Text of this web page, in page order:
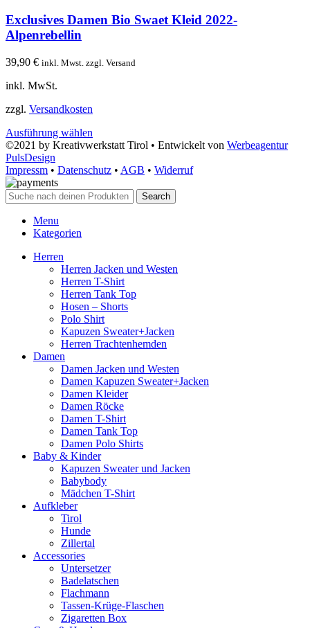
Exclusives Damen Bio Swaet Kleid 2022-
Alpenrebellin
39,90 € inkl. Mwst. zzgl. Versand
inkl. MwSt.
zzgl. Versandkosten
Ausführung wählen
©2021 by Kreativwerkstatt Tirol • Entwickelt von Werbeagentur
PulsDesign
Impressm • Datenschutz • AGB • Widerruf
Search
Menu
Kategorien
Herren
Herren Jacken und Westen
Herren T-Shirt
Herren Tank Top
Hosen – Shorts
Polo Shirt
Kapuzen Sweater+Jacken
Herren Trachtenhemden
Damen
Damen Jacken und Westen
Damen Kapuzen Sweater+Jacken
Damen Kleider
Damen Röcke
Damen T-Shirt
Damen Tank Top
Damen Polo Shirts
Baby & Kinder
Kapuzen Sweater und Jacken
Babybody
Mädchen T-Shirt
Aufkleber
Tirol
Hunde
Zillertal
Accessories
Untersetzer
Badelatschen
Flachmann
Tassen-Krüge-Flaschen
Zigaretten Box